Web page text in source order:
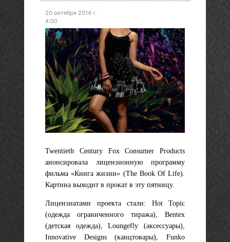
20 октября 2014 г.
4:00
Twentieth Century Fox Consumer Products
анонсировала лицензионную программу
фильма «Книга жизни» (The Book Of Life).
Картина выходит в прокат в эту пятницу.
Лицензиатами проекта стали: Hot Topic
(одежда ограниченного тиража), Bentex
(детская одежда), Loungefly (аксессуары),
Innovative Designs (канцтовары), Funko